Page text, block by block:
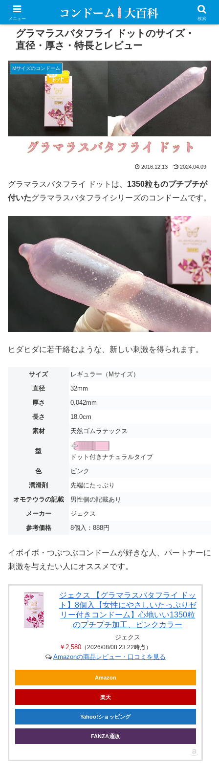
PR
グラマラスバタフライ ドットのサイズ・
直径・厚さ・特長とレビュー
Mサイズのコンドーム
2016.12.13 2024.04.09
グラマラスバタフライ ドットは、 1350粒ものプチプチが
付いたグラマラスバタフライシリーズのコンドームです。
ヒダヒダに若干絡むような、新しい刺激を得られます。
サイズ
レギュラー（Mサイズ）
直径
32mm
厚さ
0.042mm
長さ
18.0cm
素材
天然ゴムラテックス
型
ドット付きナチュラルタイプ
色
ピンク
潤滑剤
先端にたっぷり
オモテウラの記載
男性側の記載あり
メーカー
ジェクス
参考価格
8個入：888円
イボイボ・つぶつぶコンドームが好きな人、パートナーに
刺激を与えたい人にオススメです。
ジェクス 【グラマラスバタフライ ドッ
ト】8個入【女性にやさしいたっぷりゼ
リー付きコンドーム】心地いい1350粒
のプチプチ加工、ピンクカラー
ジェクス
￥2,580 （2026/08/08 23:22時点）
Amazonの商品レビュー・口コミを見る
Amazon
楽天
Yahoo!ショッピング
FANZA通販
メニュー 検索